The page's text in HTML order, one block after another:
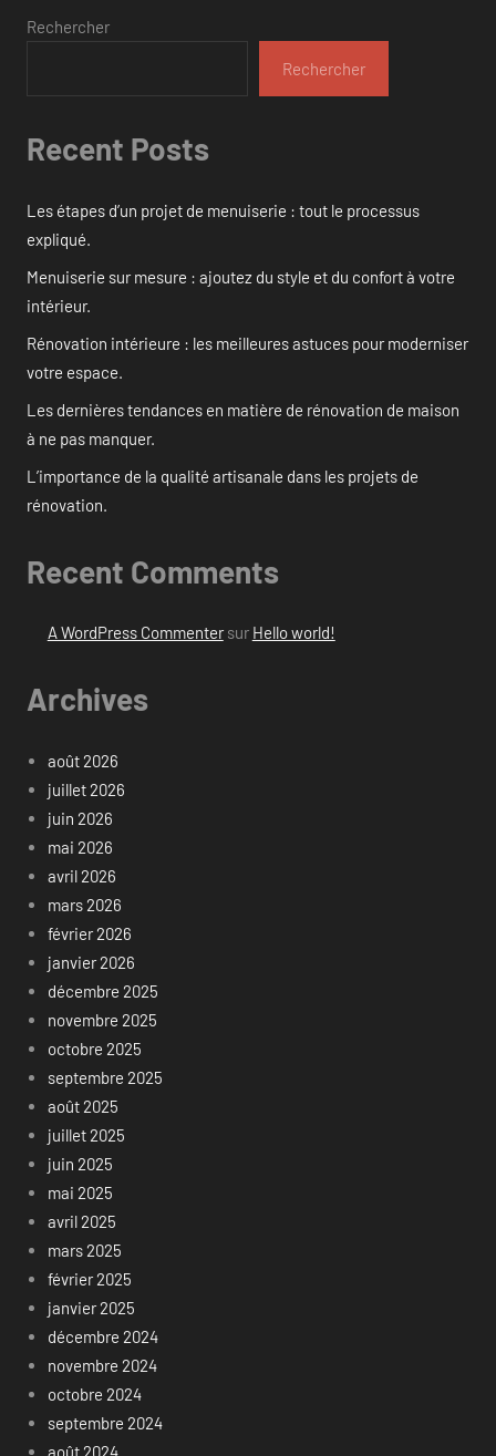
Rechercher
Rechercher
Recent Posts
Les étapes d’un projet de menuiserie : tout le processus
expliqué.
Menuiserie sur mesure : ajoutez du style et du confort à votre
intérieur.
Rénovation intérieure : les meilleures astuces pour moderniser
votre espace.
Les dernières tendances en matière de rénovation de maison
à ne pas manquer.
L’importance de la qualité artisanale dans les projets de
rénovation.
Recent Comments
A WordPress Commentersur Hello world!
Archives
août 2026
juillet 2026
juin 2026
mai 2026
avril 2026
mars 2026
février 2026
janvier 2026
décembre 2025
novembre 2025
octobre 2025
septembre 2025
août 2025
juillet 2025
juin 2025
mai 2025
avril 2025
mars 2025
février 2025
janvier 2025
décembre 2024
novembre 2024
octobre 2024
septembre 2024
août 2024